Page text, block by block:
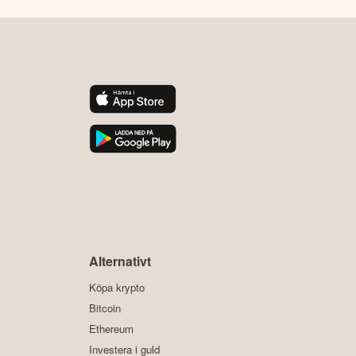
Alternativt
Köpa krypto
Bitcoin
Ethereum
Investera i guld